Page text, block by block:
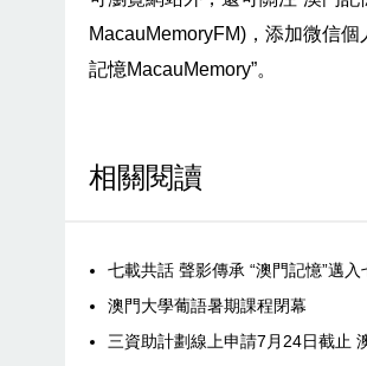
MacauMemoryFM)，添加微信
記憶MacauMemory”。
相關閱讀
七載共話 聲影傳承 “澳門記憶”邁
澳門大學葡語暑期課程閉幕
三資助計劃線上申請7月24日截止